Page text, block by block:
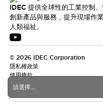
請選擇...
IDEC 提供全球性的工業控制
創新產品與服務，提升現場作
人類福祉。
© 2026 IDEC Corporation
隱私權政策
使用條款
台灣